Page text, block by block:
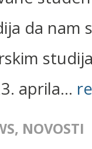
da nam
aprila...
, NOVOSTI